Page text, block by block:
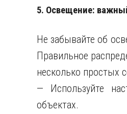
5. Освещение:
Не забывайте об
Правильное
несколько простых
— Используйте
объектах.